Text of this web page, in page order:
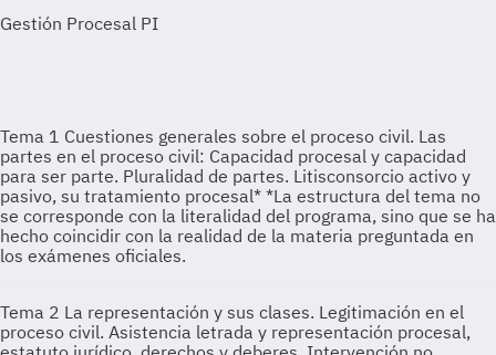
Tema 1 Cuestiones generales sobre el proceso civil. Las
partes en el proceso civil: Capacidad procesal y capacidad
para ser parte. Pluralidad de partes. Litisconsorcio activo y
pasivo, su tratamiento procesal* *La estructura del tema no
se corresponde con la literalidad del programa, sino que se ha
hecho coincidir con la realidad de la materia preguntada en
los exámenes oficiales.
Tema 2 La representación y sus clases. Legitimación en el
proceso civil. Asistencia letrada y representación procesal,